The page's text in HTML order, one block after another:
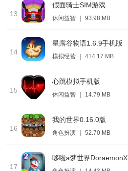
13
假面骑士SIM游戏
休闲益智 93.98 MB
14
星露谷物语1.6.9手机版
模拟经营 414.17 MB
15
心跳模拟手机版
休闲益智 14.79 MB
16
我的世界0.16.0版
角色扮演 52.70 MB
17
哆啦a梦世界DoraemonX